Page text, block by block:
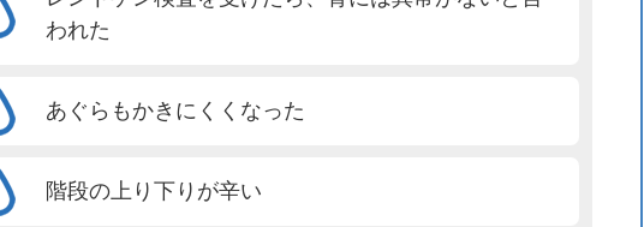
われた
あぐらもかきにくくなった
階段の上り下りが辛い